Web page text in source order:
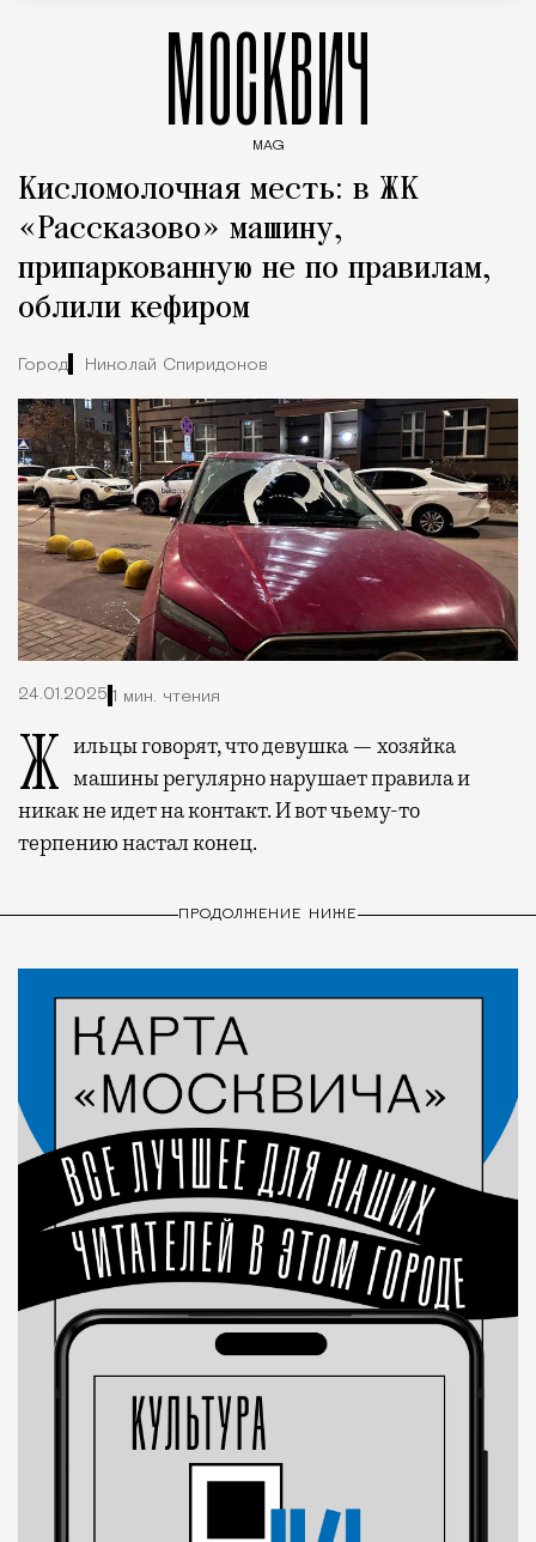
МОСКВИЧ
MAG
Кисломолочная месть: в ЖК
«Рассказово» машину,
припаркованную не по правилам,
облили кефиром
Город Николай Спиридонов
24.01.2025 1 мин. чтения
Жильцы говорят, что девушка — хозяйка машины регулярно нарушает правила и
никак не идет на контакт. И вот чьему-то
терпению настал конец.
ПРОДОЛЖЕНИЕ НИЖЕ